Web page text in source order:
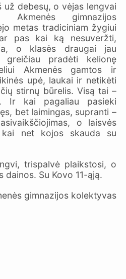
už debesų, o vėjas lengvai
Akmenės gimnazijos
metas tradiciniam žygiui
pas kai ką nesuveržti,
o klasės draugai jau
pradėti kelionę
Akmenės gamtos ir
upė, laukai ir netikėti
stirnų būrelis. Visą tai –
Ir kai pagaliau pasieki
bet laimingas, supranti –
o laisvės
net kojos skauda su
trispalvė plaikstosi, o
dainos. Su Kovo 11-ąją.
gimnazijos kolektyvas